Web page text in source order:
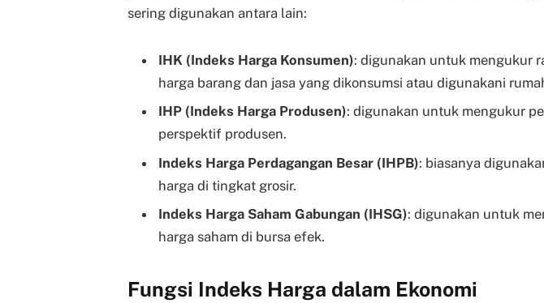
sering digunakan antara lain:
IHK (Indeks Harga Konsumen): digunakan untuk mengukur
harga barang dan jasa yang dikonsumsi atau digunakani
IHP (Indeks Harga Produsen): digunakan untuk mengukur
perspektif produsen.
Indeks Harga Perdagangan Besar (IHPB): biasanya
harga di tingkat grosir.
Indeks Harga Saham Gabungan (IHSG): digunakan untuk
harga saham di bursa efek.
Fungsi Indeks Harga dalam Ekonomi